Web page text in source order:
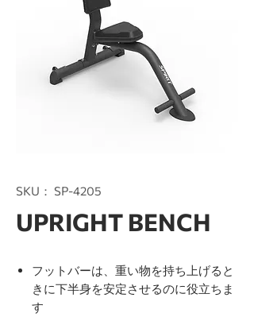
SKU： SP-4205
UPRIGHT BENCH
フットバーは、重い物を持ち上げると
きに下半身を安定させるのに役立ちま
す